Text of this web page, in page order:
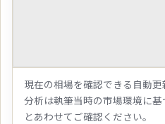
現在の相場を確認できる自動
分析は執筆当時の市場環境に
とあわせてご確認ください。